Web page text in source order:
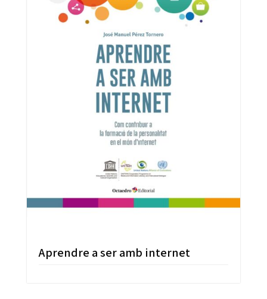
Aprendre a ser amb internet